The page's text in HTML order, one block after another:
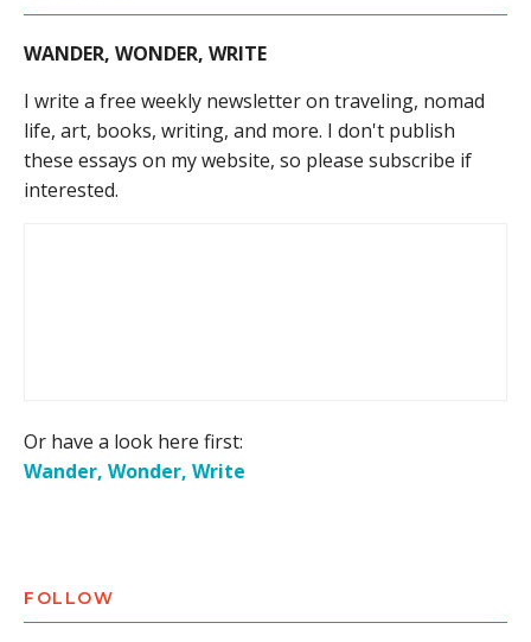
WANDER, WONDER, WRITE
I write a free weekly newsletter on traveling, nomad
life, art, books, writing, and more. I don't publish
these essays on my website, so please subscribe if
interested.
Or have a look here first:
Wander, Wonder, Write
FOLLOW